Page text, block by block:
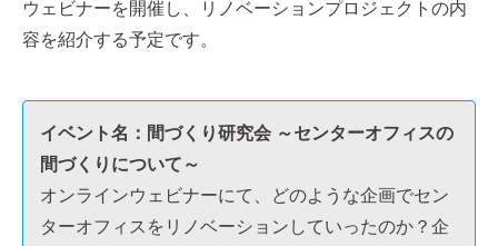
ウェビナーを開催し、リノベーションプロジェクトの内
容を紹介する予定です。
イベント名：間づくり研究会 ～センターオフィスの
間づくりについて～
オンラインウェビナーにて、どのような企画でセン
ターオフィスをリノベーションしていったのか？企